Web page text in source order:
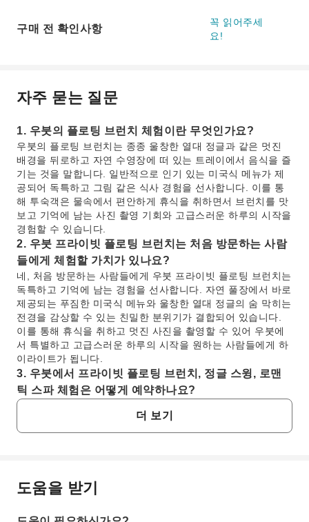
구매 전 확인사항
꼭 읽어주세
요!
자주 묻는 질문
1. 우붓의 플로팅 브런치 체험이란 무엇인가요?
우붓의 플로팅 브런치는 종종 울창한 열대 정글과 같은 멋진
배경을 뒤로하고 자연 수영장에 떠 있는 트레이에서 음식을 즐
기는 것을 말합니다. 일반적으로 인기 있는 미국식 메뉴가 제
공되어 독특하고 그림 같은 식사 경험을 선사합니다. 이를 통
해 투숙객은 물속에서 편안하게 휴식을 취하면서 브런치를 맛
보고 기억에 남는 사진 촬영 기회와 고급스러운 하루의 시작을
경험할 수 있습니다.
2. 우붓 프라이빗 플로팅 브런치는 처음 방문하는 사람
들에게 체험할 가치가 있나요?
네, 처음 방문하는 사람들에게 우붓 프라이빗 플로팅 브런치는
독특하고 기억에 남는 경험을 선사합니다. 자연 풀장에서 바로
제공되는 푸짐한 미국식 메뉴와 울창한 열대 정글의 숨 막히는
전경을 감상할 수 있는 친밀한 분위기가 결합되어 있습니다.
이를 통해 휴식을 취하고 멋진 사진을 촬영할 수 있어 우붓에
서 특별하고 고급스러운 하루의 시작을 원하는 사람들에게 하
이라이트가 됩니다.
3. 우붓에서 프라이빗 플로팅 브런치, 정글 스윙, 로맨
틱 스파 체험은 어떻게 예약하나요?
프라이빗 플로팅 브런치, 정글 스윙, 로맨틱 스파를 포함하는
이 포괄적인 체험은 KKday를 통해 예약할 수 있습니다.
KKday를 통해 예약하면 편리하게 원하는 날짜와 시간을 미리
요?
더 보기
자주 묻는 질문
도움을 받기